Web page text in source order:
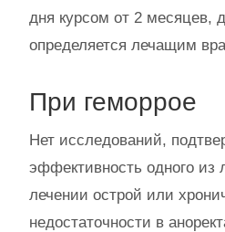
дня курсом от 2 месяцев,
определяется лечащим
При геморрое
Нет исследований,
эффективность одного из
лечении острой или
недостаточности в